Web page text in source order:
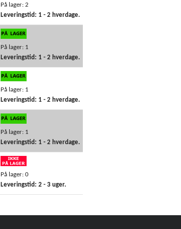
På lager: 2
Leveringstid: 1 - 2 hverdage.
På lager: 1
Leveringstid: 1 - 2 hverdage.
På lager: 1
Leveringstid: 1 - 2 hverdage.
På lager: 1
Leveringstid: 1 - 2 hverdage.
På lager: 0
Leveringstid: 2 - 3 uger.